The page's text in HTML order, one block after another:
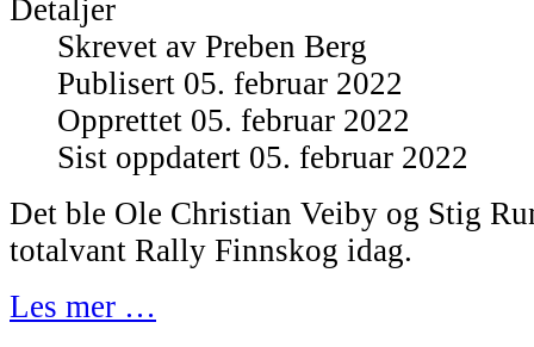
Detaljer
Skrevet av Preben Berg
Publisert 05. februar 2022
Opprettet 05. februar 2022
Sist oppdatert 05. februar 2022
Det ble Ole Christian Veiby og Stig
totalvant Rally Finnskog idag.
Les mer …